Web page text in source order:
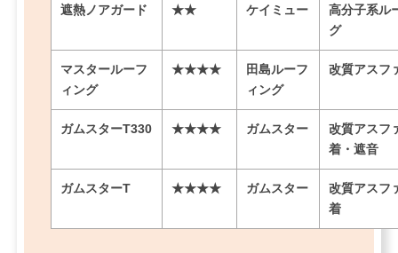
遮熱ノアガード ★★ ケイミュー
高分子系ル
グ
マスタールーフ
ィング
★★★★
田島ルーフ
ィング
改質アスフ
ガムスターT330 ★★★★ ガムスター
改質アスフ
着・遮音
ガムスターT ★★★★ ガムスター
改質アスフ
着